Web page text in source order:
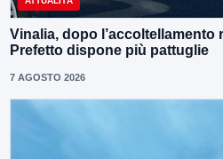
Vinalia, dopo l’accoltellamento
Prefetto dispone più pattuglie
7 AGOSTO 2026